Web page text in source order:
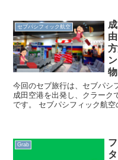
セブパシフィック航空
今回のセブ旅行は、セブパシ
成田空港を出発し、クラーク
です。 セブパシフィック航
いのが特徴です。 （※残席
Grab